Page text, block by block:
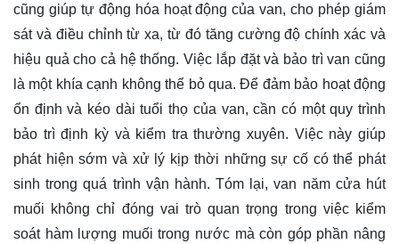
cũng giúp tự động hóa hoạt động của van, cho phép giám
sát và điều chỉnh từ xa, từ đó tăng cường độ chính xác và
hiệu quả cho cả hệ thống. Việc lắp đặt và bảo trì van cũng
là một khía cạnh không thể bỏ qua. Để đảm bảo hoạt động
ổn định và kéo dài tuổi thọ của van, cần có một quy trình
bảo trì định kỳ và kiểm tra thường xuyên. Việc này giúp
phát hiện sớm và xử lý kịp thời những sự cố có thể phát
sinh trong quá trình vận hành. Tóm lại, van năm cửa hút
muối không chỉ đóng vai trò quan trọng trong việc kiểm
soát hàm lượng muối trong nước mà còn góp phần nâng